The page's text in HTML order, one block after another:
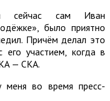
сейчас сам Иван
было приятно
Причём делал это
участием, когда в
— СКА.
во время пресс-